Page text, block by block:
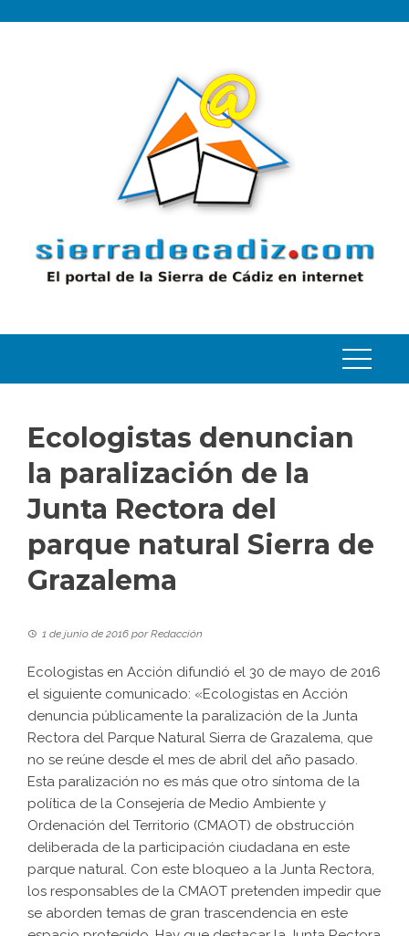
Ecologistas denuncian
la paralización de la
Junta Rectora del
parque natural Sierra de
Grazalema
1 de junio de 2016 porRedacción
Ecologistas en Acción difundió el 30 de mayo de 2016
el siguiente comunicado: «Ecologistas en Acción
denuncia públicamente la paralización de la Junta
Rectora del Parque Natural Sierra de Grazalema, que
no se reúne desde el mes de abril del año pasado.
Esta paralización no es más que otro síntoma de la
política de la Consejería de Medio Ambiente y
Ordenación del Territorio (CMAOT) de obstrucción
deliberada de la participación ciudadana en este
parque natural. Con este bloqueo a la Junta Rectora,
los responsables de la CMAOT pretenden impedir que
se aborden temas de gran trascendencia en este